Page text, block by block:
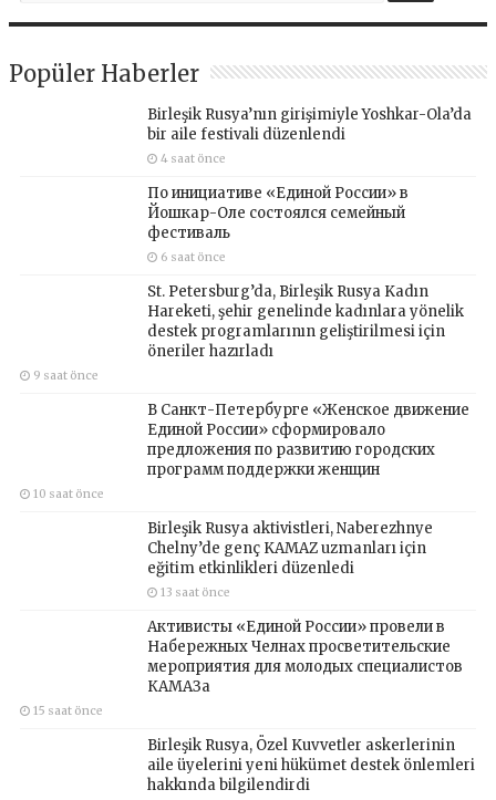
Popüler Haberler
Birleşik Rusya’nın girişimiyle Yoshkar-Ola’da
bir aile festivali düzenlendi
4 saat önce
По инициативе «Единой России» в
Йошкар-Оле состоялся семейный
фестиваль
6 saat önce
St. Petersburg’da, Birleşik Rusya Kadın
Hareketi, şehir genelinde kadınlara yönelik
destek programlarının geliştirilmesi için
öneriler hazırladı
9 saat önce
В Санкт-Петербурге «Женское движение
Единой России» сформировало
предложения по развитию городских
программ поддержки женщин
10 saat önce
Birleşik Rusya aktivistleri, Naberezhnye
Chelny’de genç KAMAZ uzmanları için
eğitim etkinlikleri düzenledi
13 saat önce
Активисты «Единой России» провели в
Набережных Челнах просветительские
мероприятия для молодых специалистов
КАМАЗа
15 saat önce
Birleşik Rusya, Özel Kuvvetler askerlerinin
aile üyelerini yeni hükümet destek önlemleri
hakkında bilgilendirdi